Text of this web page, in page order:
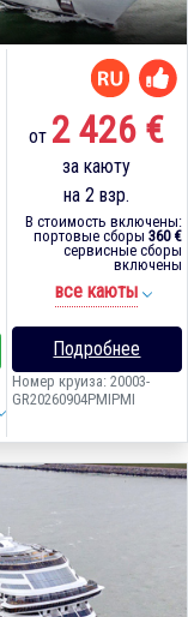
от 2 426 €
за каюту
на 2 взр.
В стоимость включены:
портовые сборы 360 €
сервисные сборы
включены
все каюты
Подробнее
Номер круиза: 20003-
GR20260904PMIPMI